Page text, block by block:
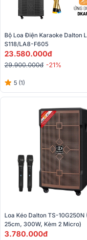
Bộ Loa Điện Karaoke Dalton
S118/LA8-F605
23.580.000đ
29.900.000đ -21%
5 (1)
Loa Kéo Dalton TS-10G250N
25cm, 300W, Kèm 2 Micro)
3.780.000đ